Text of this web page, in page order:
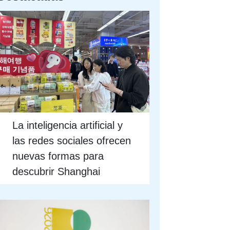
La inteligencia artificial y
las redes sociales ofrecen
nuevas formas para
descubrir Shanghai